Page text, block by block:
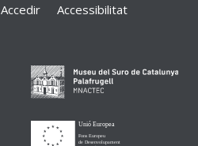
Accedir
Accessibilitat